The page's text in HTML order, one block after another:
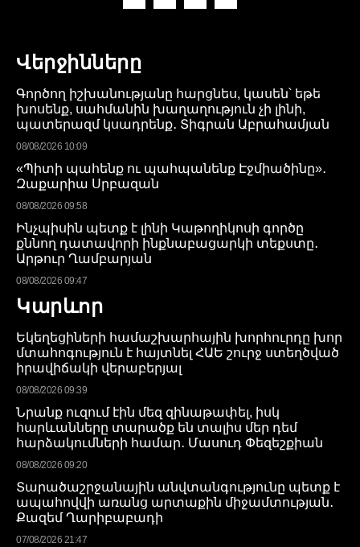
Վերջինները
Գործող իշխանությանը հարցնես, կասեն՝ եթե
խոսենք, սահմանին խաղաղություն չի լինի,
պատերազմ կսադրենք․ Տիգրան Աբրահամյան
08/08/2026 10:09
«Պիտի պահենք ու պահպանենք Էջմիածինը»․
Զաքարիա Սրբազան
08/08/2026 09:58
Ինչպիսին պետք է լինի Կաթողիկոսի գործը
քննող դատավորի ինքնաբացարկի տեքստը․
Արթուր Ղամբարյան
08/08/2026 09:47
Կարևոր
Եկեղեցիների համաշխարհային խորհուրդը խոր
մտահոգություն է հայտնել ՀԱԵ շուրջ ստեղծված
իրավիճակի վերաբերյալ
08/08/2026 09:39
Նրանք ուզում էին մեզ զինաթափել, իսկ
հարևանները տարածք են տալիս մեր դեմ
հարձակումների համար․ Մասուդ Փեզեշքիան
08/08/2026 09:20
Տարածաշրջանային անվտանգությունը պետք է
ապահովվի առանց արտաքին միջամտության․
Քազեմ Ղարիբաբադի
07/08/2026 21:47